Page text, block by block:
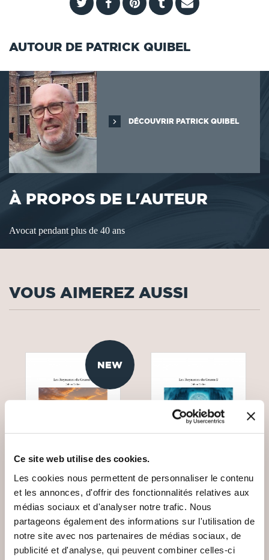
Ce site web utilise des cookies.
Les cookies nous permettent de personnaliser le contenu
et les annonces, d'offrir des fonctionnalités relatives aux
médias sociaux et d'analyser notre trafic. Nous
partageons également des informations sur l'utilisation de
notre site avec nos partenaires de médias sociaux, de
publicité et d'analyse, qui peuvent combiner celles-ci
AUTOUR DE PATRICK QUIBEL
DÉCOUVRIR PATRICK QUIBEL
À PROPOS DE L'AUTEUR
Avocat pendant plus de 40 ans
VOUS AIMEREZ AUSSI
NEW
Johan Dallot
LES ROYAUMES DU
Johan Dallot
LES ROYAUMES DU